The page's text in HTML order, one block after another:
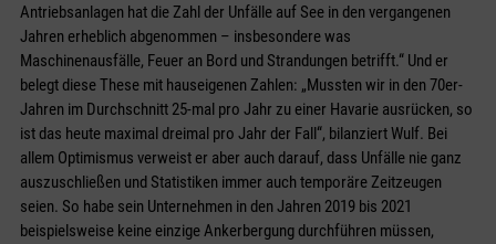
Antriebsanlagen hat die Zahl der Unfälle auf See in den vergangenen
Jahren erheblich abgenommen – insbesondere was
Maschinenausfälle, Feuer an Bord und Strandungen betrifft.“ Und er
belegt diese These mit hauseigenen Zahlen: „Mussten wir in den 70er-
Jahren im Durchschnitt 25-mal pro Jahr zu einer Havarie ausrücken, so
ist das heute maximal dreimal pro Jahr der Fall“, bilanziert Wulf. Bei
allem Optimismus verweist er aber auch darauf, dass Unfälle nie ganz
auszuschließen und Statistiken immer auch temporäre Zeitzeugen
seien. So habe sein Unternehmen in den Jahren 2019 bis 2021
beispielsweise keine einzige Ankerbergung durchführen müssen,